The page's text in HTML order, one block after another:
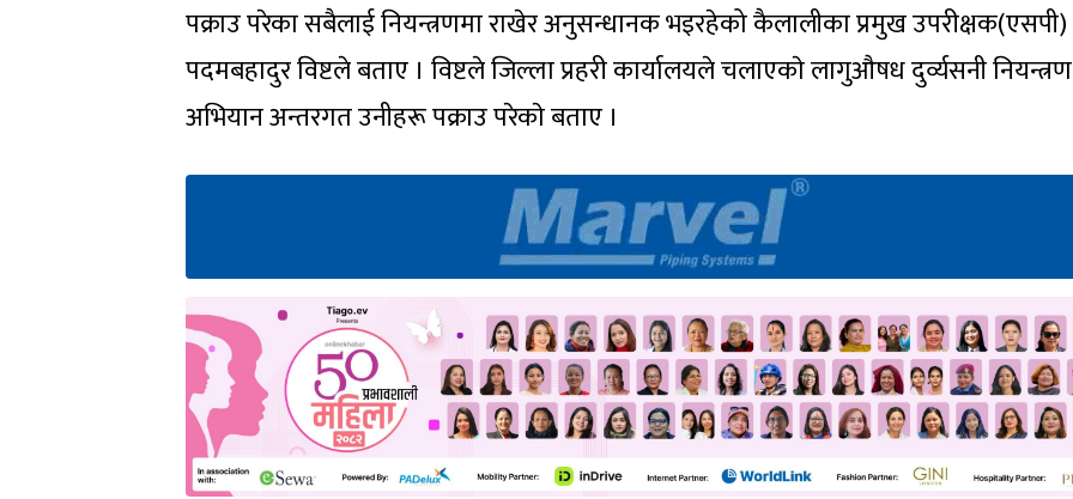
पक्राउ परेका सबैलाई नियन्त्रणमा राखेर अनुसन्धानक भइरहेको कैलालीका प्रमुख उपरीक्षक(एसपी)
पदमबहादुर विष्टले बताए । विष्टले जिल्ला प्रहरी कार्यालयले चलाएकाे लागुऔषध दुर्व्यसनी नियन्त्रण
अभियान अन्तरगत उनीहरू पक्राउ परेकाे बताए ।